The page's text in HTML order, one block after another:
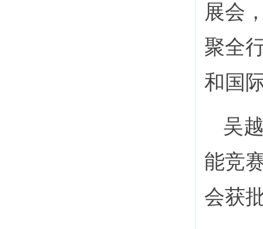
展会
聚全
和国
吴
能竞
会获